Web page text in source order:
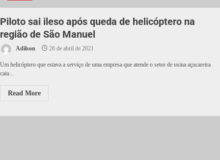
Piloto sai ileso após queda de helicóptero na
região de São Manuel
Adilson 26 de abril de 2021
Um helicóptero que estava a serviço de uma empresa que atende o setor de usina açucareira
caiu...
Read More